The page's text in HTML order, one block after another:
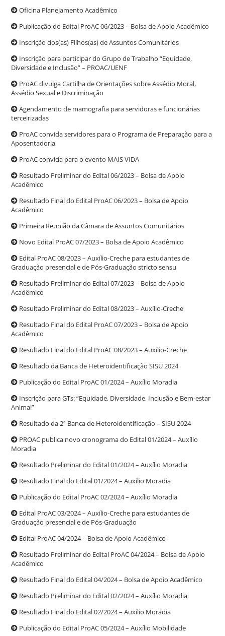
Oficina Planejamento Acadêmico
Publicação do Edital ProAC 06/2023 – Bolsa de Apoio Acadêmico
Inscrição dos(as) Filhos(as) de Assuntos Comunitários
Inscrição para participar do Grupo de Trabalho “Equidade,
Diversidade e Inclusão” – PROAC/UENF
ProAC divulga Cartilha de Orientações sobre Assédio Moral,
Assédio Sexual e Discriminação
Agendamento de mamografia para servidoras e funcionárias
terceirizadas
ProAC convida servidores para o Programa de Preparação para a
Aposentadoria
ProAC convida para o evento MAIS VIDA
Resultado Preliminar do Edital 06/2023 – Bolsa de Apoio
Acadêmico
Resultado Final do Edital ProAC 06/2023 – Bolsa de Apoio
Acadêmico
Primeira Reunião da Câmara de Assuntos Comunitários
Novo Edital ProAC 07/2023 – Bolsa de Apoio Acadêmico
Edital ProAC 08/2023 – Auxílio-Creche para estudantes de
Graduação presencial e de Pós-Graduação stricto sensu
Resultado Preliminar do Edital 07/2023 – Bolsa de Apoio
Acadêmico
Resultado Preliminar do Edital 08/2023 – Auxílio-Creche
Resultado Final do Edital ProAC 07/2023 – Bolsa de Apoio
Acadêmico
Resultado Final do Edital ProAC 08/2023 – Auxílio-Creche
Resultado da Banca de Heteroidentificação SISU 2024
Publicação do Edital ProAC 01/2024 – Auxílio Moradia
Inscrição para GTs: “Equidade, Diversidade, Inclusão e Bem-estar
Animal”
Resultado da 2ª Banca de Heteroidentificação – SISU 2024
PROAC publica novo cronograma do Edital 01/2024 – Auxílio
Moradia
Resultado Preliminar do Edital 01/2024 – Auxílio Moradia
Resultado Final do Edital 01/2024 – Auxílio Moradia
Publicação do Edital ProAC 02/2024 – Auxílio Moradia
Edital ProAC 03/2024 – Auxílio-Creche para estudantes de
Graduação presencial e de Pós-Graduação
Edital ProAC 04/2024 – Bolsa de Apoio Acadêmico
Resultado Preliminar do Edital ProAC 04/2024 – Bolsa de Apoio
Acadêmico
Resultado Final do Edital 04/2024 – Bolsa de Apoio Acadêmico
Resultado Preliminar do Edital 02/2024 – Auxílio Moradia
Resultado Final do Edital 02/2024 – Auxílio Moradia
Publicação do Edital ProAC 05/2024 – Auxílio Mobilidade